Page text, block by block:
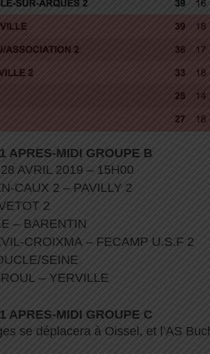
APRES-MIDI GROUPE B
AVRIL 2019 – 15H00
CAUX 2 – PAVILLY 2
2
– BARENTIN
CROIXMA – FECAMP U.S.F 2
SEINE
– YERVILLE
APRES-MIDI GROUPE C
se déplacera à Oissel, et l’AS